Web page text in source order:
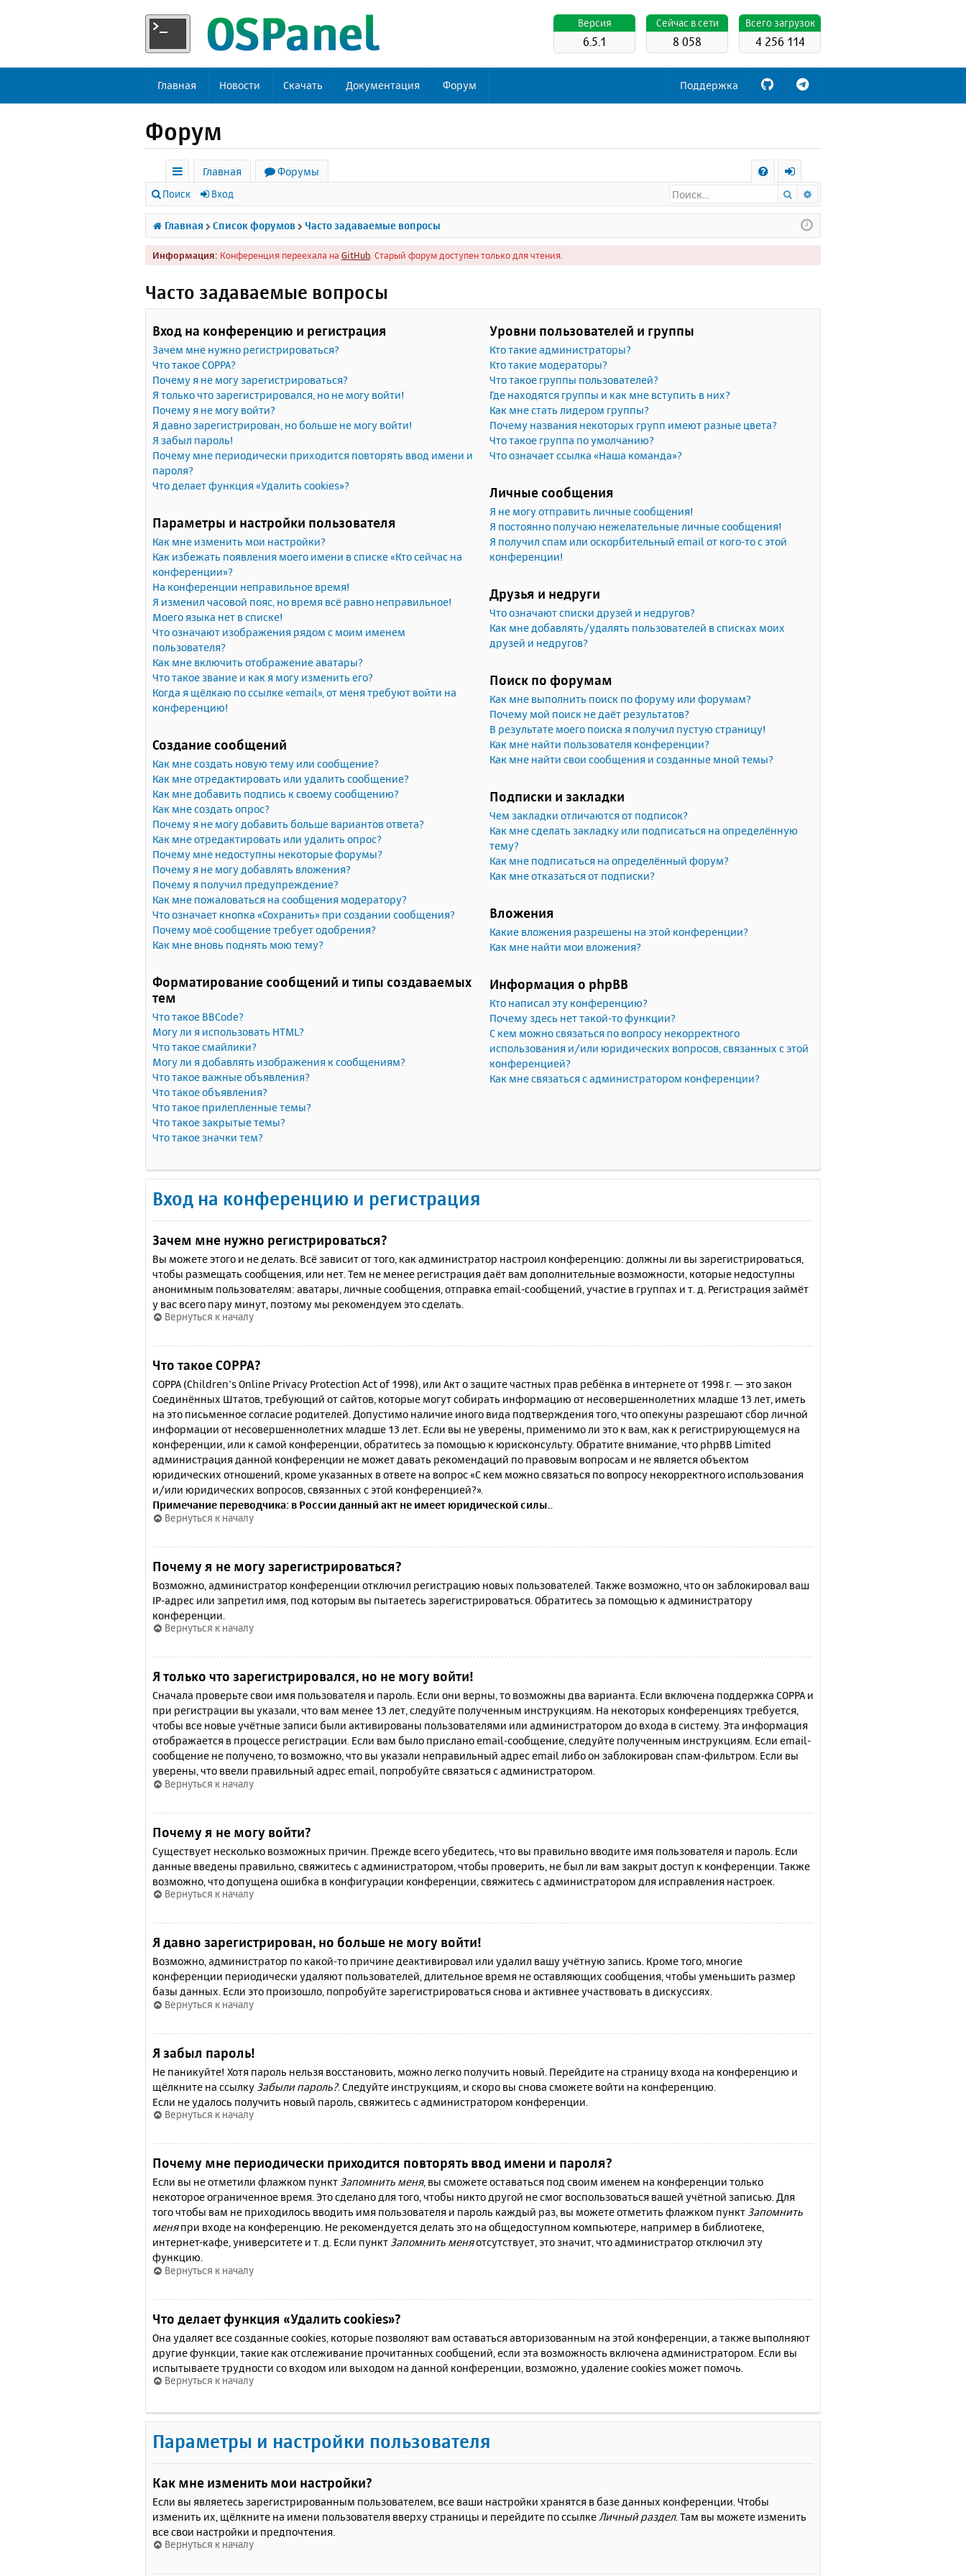
Всего загрузок
4 256 114
Cейчас в сети
8 058
Версия
6.5.1
Главная Новости Скачать Документация Форум Поддержка
Форум
с
ы
л
к
Главная
Форумы
Q
х
о
д
Поиск Вход Поиск
Главная Список форумов Часто задаваемые вопросы
Информация: Конференция переехала на GitHub . Старый форум доступен только для чтения.
Часто задаваемые вопросы
Вход на конференцию и регистрация
Зачем мне нужно регистрироваться?
Что такое COPPA?
Почему я не могу зарегистрироваться?
Я только что зарегистрировался, но не могу войти!
Почему я не могу войти?
Я давно зарегистрирован, но больше не могу войти!
Я забыл пароль!
Почему мне периодически приходится повторять ввод имени и
пароля?
Что делает функция «Удалить cookies»?
Параметры и настройки пользователя
Как мне изменить мои настройки?
Как избежать появления моего имени в списке «Кто сейчас на
конференции»?
На конференции неправильное время!
Я изменил часовой пояс, но время всё равно неправильное!
Моего языка нет в списке!
Что означают изображения рядом с моим именем
пользователя?
Как мне включить отображение аватары?
Что такое звание и как я могу изменить его?
Когда я щёлкаю по ссылке «email», от меня требуют войти на
конференцию!
Создание сообщений
Как мне создать новую тему или сообщение?
Как мне отредактировать или удалить сообщение?
Как мне добавить подпись к своему сообщению?
Как мне создать опрос?
Почему я не могу добавить больше вариантов ответа?
Как мне отредактировать или удалить опрос?
Почему мне недоступны некоторые форумы?
Почему я не могу добавлять вложения?
Почему я получил предупреждение?
Как мне пожаловаться на сообщения модератору?
Что означает кнопка «Сохранить» при создании сообщения?
Почему моё сообщение требует одобрения?
Как мне вновь поднять мою тему?
Форматирование сообщений и типы создаваемых
тем
Что такое BBCode?
Могу ли я использовать HTML?
Что такое смайлики?
Могу ли я добавлять изображения к сообщениям?
Что такое важные объявления?
Что такое объявления?
Что такое прилепленные темы?
Что такое закрытые темы?
Что такое значки тем?
Уровни пользователей и группы
Кто такие администраторы?
Кто такие модераторы?
Что такое группы пользователей?
Где находятся группы и как мне вступить в них?
Как мне стать лидером группы?
Почему названия некоторых групп имеют разные цвета?
Что такое группа по умолчанию?
Что означает ссылка «Наша команда»?
Личные сообщения
Я не могу отправить личные сообщения!
Я постоянно получаю нежелательные личные сообщения!
Я получил спам или оскорбительный email от кого-то с этой
конференции!
Друзья и недруги
Что означают списки друзей и недругов?
Как мне добавлять/удалять пользователей в списках моих
друзей и недругов?
Поиск по форумам
Как мне выполнить поиск по форуму или форумам?
Почему мой поиск не даёт результатов?
В результате моего поиска я получил пустую страницу!
Как мне найти пользователя конференции?
Как мне найти свои сообщения и созданные мной темы?
Подписки и закладки
Чем закладки отличаются от подписок?
Как мне сделать закладку или подписаться на определённую
тему?
Как мне подписаться на определённый форум?
Как мне отказаться от подписки?
Вложения
Какие вложения разрешены на этой конференции?
Как мне найти мои вложения?
Информация о phpBB
Кто написал эту конференцию?
Почему здесь нет такой-то функции?
С кем можно связаться по вопросу некорректного
использования и/или юридических вопросов, связанных с этой
конференцией?
Как мне связаться с администратором конференции?
Вход на конференцию и регистрация
Зачем мне нужно регистрироваться?
Вы можете этого и не делать. Всё зависит от того, как администратор настроил конференцию: должны ли вы зарегистрироваться,
чтобы размещать сообщения, или нет. Тем не менее регистрация даёт вам дополнительные возможности, которые недоступны
анонимным пользователям: аватары, личные сообщения, отправка email-сообщений, участие в группах и т. д. Регистрация займёт
у вас всего пару минут, поэтому мы рекомендуем это сделать.
Вернуться к началу
Что такое COPPA?
COPPA (Children’s Online Privacy Protection Act of 1998), или Акт о защите частных прав ребёнка в интернете от 1998 г. — это закон
Соединённых Штатов, требующий от сайтов, которые могут собирать информацию от несовершеннолетних младше 13 лет, иметь
на это письменное согласие родителей. Допустимо наличие иного вида подтверждения того, что опекуны разрешают сбор личной
информации от несовершеннолетних младше 13 лет. Если вы не уверены, применимо ли это к вам, как к регистрирующемуся на
конференции, или к самой конференции, обратитесь за помощью к юрисконсульту. Обратите внимание, что phpBB Limited
администрация данной конференции не может давать рекомендаций по правовым вопросам и не является объектом
юридических отношений, кроме указанных в ответе на вопрос «С кем можно связаться по вопросу некорректного использования
и/или юридических вопросов, связанных с этой конференцией?».
Примечание переводчика: в России данный акт не имеет юридической силы..
Вернуться к началу
Почему я не могу зарегистрироваться?
Возможно, администратор конференции отключил регистрацию новых пользователей. Также возможно, что он заблокировал ваш
IP-адрес или запретил имя, под которым вы пытаетесь зарегистрироваться. Обратитесь за помощью к администратору
конференции.
Вернуться к началу
Я только что зарегистрировался, но не могу войти!
Сначала проверьте свои имя пользователя и пароль. Если они верны, то возможны два варианта. Если включена поддержка COPPA и
при регистрации вы указали, что вам менее 13 лет, следуйте полученным инструкциям. На некоторых конференциях требуется,
чтобы все новые учётные записи были активированы пользователями или администратором до входа в систему. Эта информация
отображается в процессе регистрации. Если вам было прислано email-сообщение, следуйте полученным инструкциям. Если email-
сообщение не получено, то возможно, что вы указали неправильный адрес email либо он заблокирован спам-фильтром. Если вы
уверены, что ввели правильный адрес email, попробуйте связаться с администратором.
Вернуться к началу
Почему я не могу войти?
Существует несколько возможных причин. Прежде всего убедитесь, что вы правильно вводите имя пользователя и пароль. Если
данные введены правильно, свяжитесь с администратором, чтобы проверить, не был ли вам закрыт доступ к конференции. Также
возможно, что допущена ошибка в конфигурации конференции, свяжитесь с администратором для исправления настроек.
Вернуться к началу
Я давно зарегистрирован, но больше не могу войти!
Возможно, администратор по какой-то причине деактивировал или удалил вашу учётную запись. Кроме того, многие
конференции периодически удаляют пользователей, длительное время не оставляющих сообщения, чтобы уменьшить размер
базы данных. Если это произошло, попробуйте зарегистрироваться снова и активнее участвовать в дискуссиях.
Вернуться к началу
Я забыл пароль!
Не паникуйте! Хотя пароль нельзя восстановить, можно легко получить новый. Перейдите на страницу входа на конференцию и
щёлкните на ссылку Забыли пароль?. Следуйте инструкциям, и скоро вы снова сможете войти на конференцию.
Если не удалось получить новый пароль, свяжитесь с администратором конференции.
Вернуться к началу
Почему мне периодически приходится повторять ввод имени и пароля?
Если вы не отметили флажком пункт Запомнить меня, вы сможете оставаться под своим именем на конференции только
некоторое ограниченное время. Это сделано для того, чтобы никто другой не смог воспользоваться вашей учётной записью. Для
того чтобы вам не приходилось вводить имя пользователя и пароль каждый раз, вы можете отметить флажком пункт Запомнить
меняпри входе на конференцию. Не рекомендуется делать это на общедоступном компьютере, например в библиотеке,
интернет-кафе, университете и т. д. Если пункт Запомнить меняотсутствует, это значит, что администратор отключил эту
функцию.
Вернуться к началу
Что делает функция «Удалить cookies»?
Она удаляет все созданные cookies, которые позволяют вам оставаться авторизованным на этой конференции, а также выполняют
другие функции, такие как отслеживание прочитанных сообщений, если эта возможность включена администратором. Если вы
испытываете трудности со входом или выходом на данной конференции, возможно, удаление cookies может помочь.
Вернуться к началу
Параметры и настройки пользователя
Как мне изменить мои настройки?
Если вы являетесь зарегистрированным пользователем, все ваши настройки хранятся в базе данных конференции. Чтобы
изменить их, щёлкните на имени пользователя вверху страницы и перейдите по ссылке Личный раздел. Там вы можете изменить
все свои настройки и предпочтения.
Вернуться к началу